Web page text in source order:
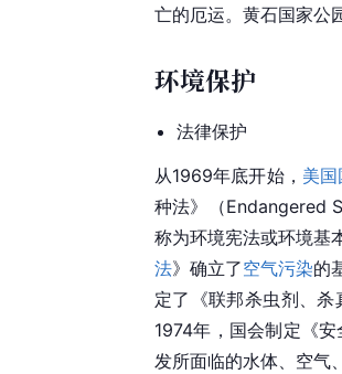
亡的厄运。黄石国家公
环境保护
法律保护
从1969年底开始， 美
种法》（Endangered
称为环境宪法或环境基
法》确立了空气污染的
定了《联邦杀虫剂、
1974年，国会制定《
发所面临的水体、空气